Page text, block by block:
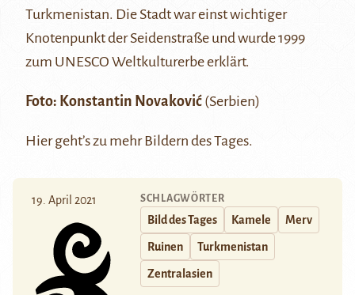
Turkmenistan. Die Stadt war einst wichtiger
Knotenpunkt der Seidenstraße und wurde 1999
zum UNESCO Weltkulturerbe erklärt.
Foto: Konstantin Novaković (Serbien)
Hiergeht’s zu mehr Bildern des Tages.
19. April 2021 SCHLAGWÖRTER
Bild des Tages Kamele Merv
Ruinen Turkmenistan
Zentralasien